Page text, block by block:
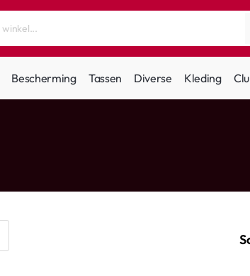
Bescherming Tassen Diverse Kleding